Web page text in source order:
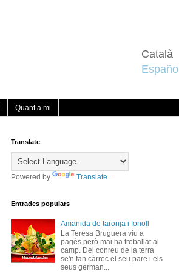
Català
Español
Quant a mi
Translate
Powered by Translate
Entrades populars
Amanida de taronja i fonoll
La Teresa Bruguera viu a
pagès però mai ha treballat al
camp. Del conreu de la terra
se'n fan càrrec el seu pare i els
seus german...